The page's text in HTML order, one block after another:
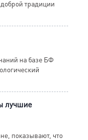
традиции
на базе БФ
лучшие
показывают, что